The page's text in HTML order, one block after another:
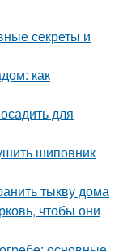
секреты и
как
для
шиповник
тыкву дома
чтобы они